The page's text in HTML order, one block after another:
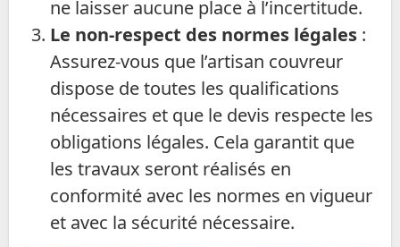
ne laisser aucune place à l’incertitude.
Le non-respect des normes légales:
Assurez-vous que l’artisan couvreur
dispose de toutes les qualifications
nécessaires et que le devis respecte les
obligations légales. Cela garantit que
les travaux seront réalisés en
conformité avec les normes en vigueur
et avec la sécurité nécessaire.